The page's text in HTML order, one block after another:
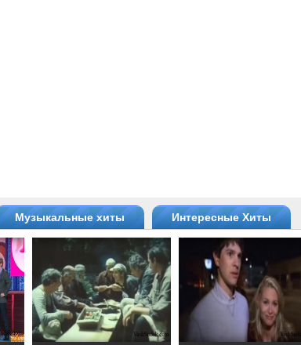
Музыкальные хиты Интересные Хиты